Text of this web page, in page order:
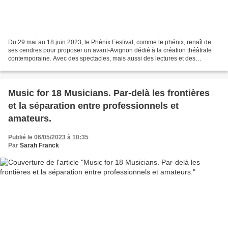
Du 29 mai au 18 juin 2023, le Phénix Festival, comme le phénix, renaît de
ses cendres pour proposer un avant-Avignon dédié à la création théâtrale
contemporaine. Avec des spectacles, mais aussi des lectures et des
Music for 18 Musicians. Par-delà les frontières
et la séparation entre professionnels et
amateurs.
Publié le 06/05/2023 à 10:35
Par Sarah Franck